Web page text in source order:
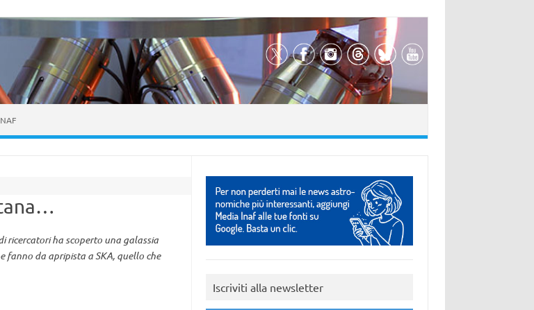
ricercatori ha scoperto una galassia
fanno da apripista a SKA, quello che
Iscriviti alla newsletter